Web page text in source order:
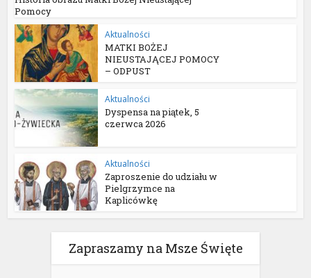
Pomocy
Aktualności
MATKI BOŻEJ
NIEUSTAJĄCEJ POMOCY
– ODPUST
Aktualności
Dyspensa na piątek, 5
czerwca 2026
Aktualności
Zaproszenie do udziału w
Pielgrzymce na
Kaplicówkę
Zapraszamy na Msze Święte